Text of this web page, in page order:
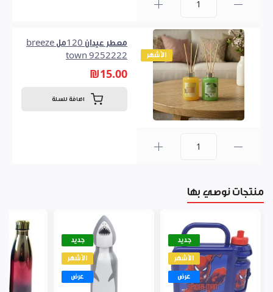
الأشهر
معطر عيدان 120مل breeze
town 9252222
₪15.00
اضافة للسلة
منتجات نوصي بها
جديد
الأشهر
عرض
جديد
الأشهر
عرض